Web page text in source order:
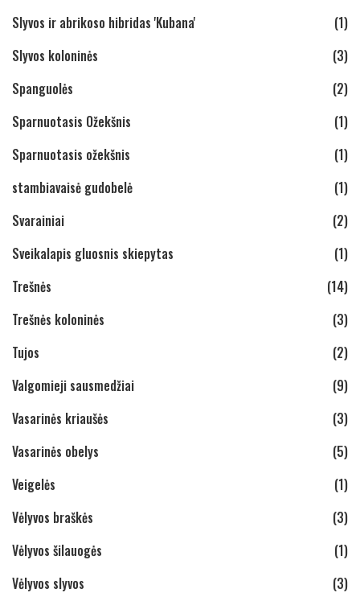
Slyvos ir abrikoso hibridas 'Kubana'
(1)
Slyvos koloninės
(3)
Spanguolės
(2)
Sparnuotasis Ožekšnis
(1)
Sparnuotasis ožekšnis
(1)
stambiavaisė gudobelė
(1)
Svarainiai
(2)
Sveikalapis gluosnis skiepytas
(1)
Trešnės
(14)
Trešnės koloninės
(3)
Tujos
(2)
Valgomieji sausmedžiai
(9)
Vasarinės kriaušės
(3)
Vasarinės obelys
(5)
Veigelės
(1)
Vėlyvos braškės
(3)
Vėlyvos šilauogės
(1)
Vėlyvos slyvos
(3)